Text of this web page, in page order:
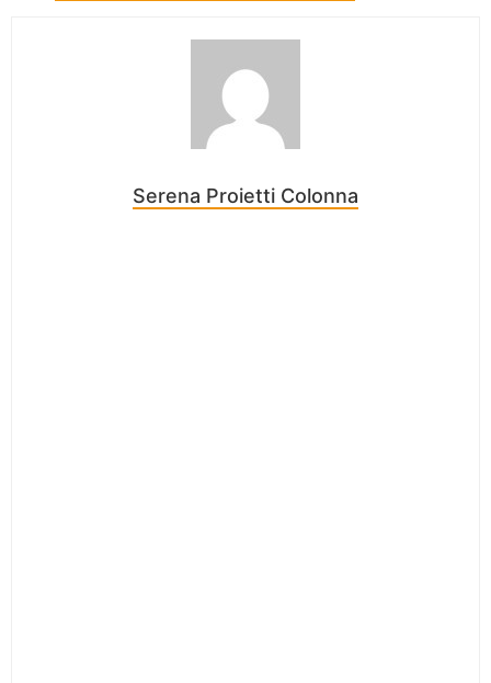
Serena Proietti Colonna